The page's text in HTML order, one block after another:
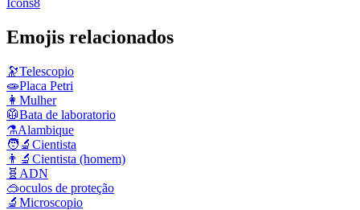
Icons8
Emojis relacionados
🔭Telescopio
🧫Placa Petri
👩 Mulher
🥼Bata de laboratorio
⚗️Alambique
🧑‍🔬 Cientista
👨‍🔬 Cientista (homem)
🧬 ADN
🥽oculos de proteção
🔬 Microscopio